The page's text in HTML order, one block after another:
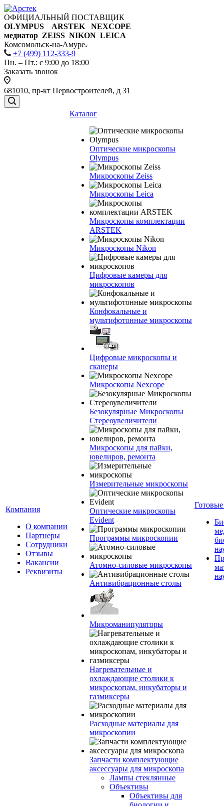
ОФИЦИАЛЬНЫЙ ПОСТАВЩИК
OLYMPUS ARSTEK NEXCOPE
медиатор ZEISS NIKON LEICA
Комсомольск-на-Амуре
+7 (499) 112-333-9
Пн. – Пт.: с 9:00 до 18:00
Заказать звонок
681010, пр-кт Первостроителей, д 31
Компания
О компании
Партнеры
Сотрудники
Отзывы
Вакансии
Реквизиты
Каталог
Оптические микроскопы
Olympus
Микроскопы Zeiss
Микроскопы Leica
Микроскопы комплектации
ARSTEK
Микроскопы Nikon
Цифровые камеры для
микроскопов
Конфокальные и
мультифотонные микроскопы
Цифровые микроскопы и
сканеры
Микроскопы Nexcope
Безокулярные Микроскопы
Стереоувеличители
Микроскопы для пайки,
ювелиров, ремонта
Измерительные микроскопы
Оптические микроскопы
Evident
Программы микроскопии
Атомно-силовые микроскопы
Антивибрационные столы
Микроманипуляторы
Нагревательные и
охлаждающие столики к
микроскопам, инкубаторы и
газмиксеры
Расходные материалы для
микроскопии
Запчасти комплектующие
аксессуары для микроскопа
Лампы стеклянные
Объективы
Объективы для